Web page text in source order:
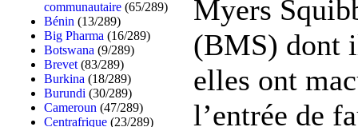
communautaire (65/289)
Bénin (13/289)
Big Pharma (16/289)
Botswana (9/289)
Brevet (83/289)
Burkina (18/289)
Burundi (30/289)
Cameroun (47/289)
Centrafrique (23/289)
Myers
(BMS) dont
elles ont
l’entrée de